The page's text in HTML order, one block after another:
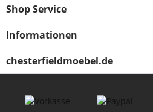
Shop Service
Informationen
chesterfieldmoebel.de